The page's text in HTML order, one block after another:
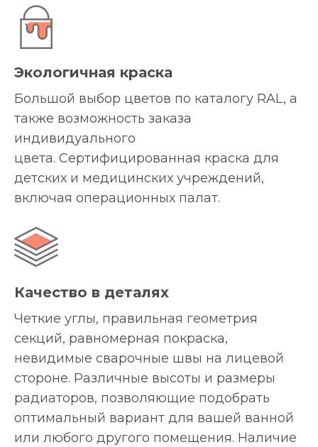
Экологичная краска
Большой выбор цветов по каталогу RAL, а
также возможность заказа
индивидуального
цвета. Сертифицированная краска для
детских и медицинских учреждений,
включая операционных палат.
Качество в деталях
Четкие углы, правильная геометрия
секций, равномерная покраска,
невидимые сварочные швы на лицевой
стороне. Различные высоты и размеры
радиаторов, позволяющие подобрать
оптимальный вариант для вашей ванной
или любого другого помещения. Наличие